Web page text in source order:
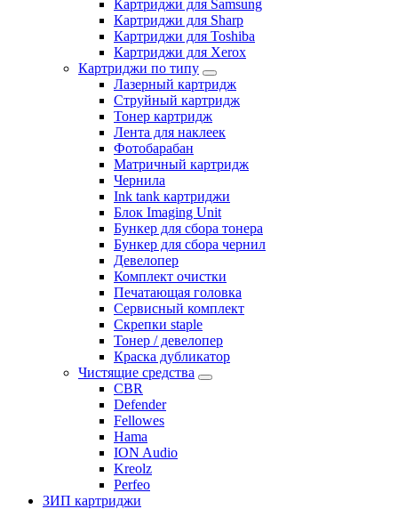
Картриджи для Samsung
Картриджи для Sharp
Картриджи для Toshiba
Картриджи для Xerox
Картриджи по типу
Лазерный картридж
Струйный картридж
Тонер картридж
Лента для наклеек
Фотобарабан
Матричный картридж
Чернила
Ink tank картриджи
Блок Imaging Unit
Бункер для сбора тонера
Бункер для сбора чернил
Девелопер
Комплект очистки
Печатающая головка
Сервисный комплект
Скрепки staple
Тонер / девелопер
Краска дубликатор
Чистящие средства
CBR
Defender
Fellowes
Hama
ION Audio
Kreolz
Perfeo
ЗИП картриджи